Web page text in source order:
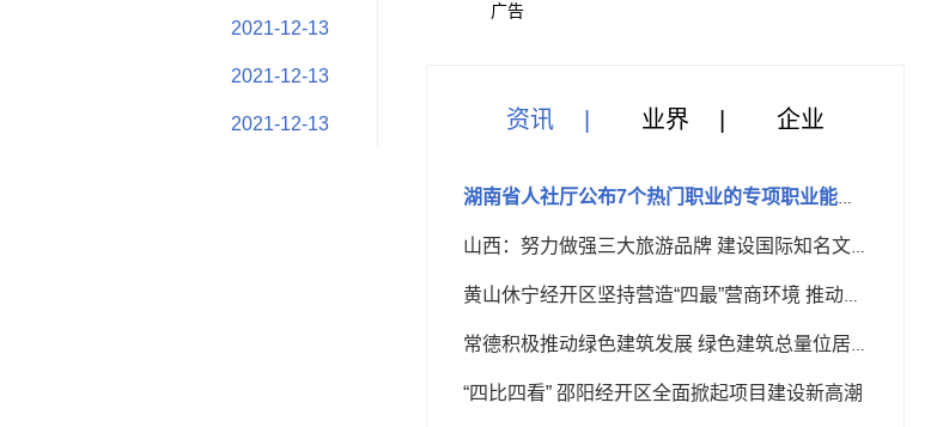
2021-12-13
2021-12-13
2021-12-13
广告
资讯 业界 企业
湖南省人社厅公布7个热门职业的专项职业能力考核规范
山西：努力做强三大旅游品牌 建设国际知名文化旅游目的地
黄山休宁经开区坚持营造“四最”营商环境 推动园区高质量发展
常德积极推动绿色建筑发展 绿色建筑总量位居全省第三位
“四比四看” 邵阳经开区全面掀起项目建设新高潮